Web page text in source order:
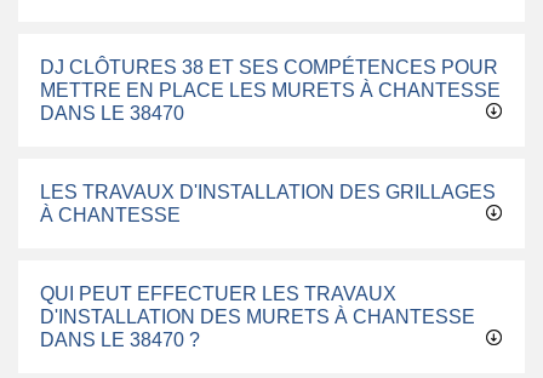
DJ CLÔTURES 38 ET SES COMPÉTENCES POUR
METTRE EN PLACE LES MURETS À CHANTESSE
DANS LE 38470
LES TRAVAUX D'INSTALLATION DES GRILLAGES
À CHANTESSE
QUI PEUT EFFECTUER LES TRAVAUX
D'INSTALLATION DES MURETS À CHANTESSE
DANS LE 38470 ?